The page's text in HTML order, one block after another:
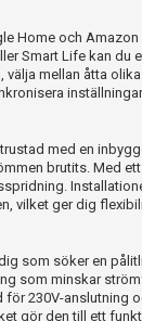
Home och
Smart Life kan du
välja mellan åtta
med en
brutits. Med
vilket ger dig
som söker en
som minskar
230V-anslutning
gör den till ett